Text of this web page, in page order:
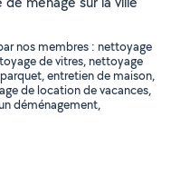
nos membres : nettoyage
de vitres, nettoyage
entretien de maison,
de location de vacances,
déménagement,